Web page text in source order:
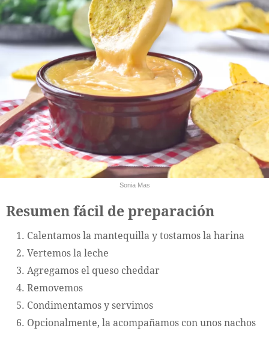
Sonia Mas
Resumen fácil de preparación
Calentamos la mantequilla y tostamos la harina
Vertemos la leche
Agregamos el queso cheddar
Removemos
Condimentamos y servimos
Opcionalmente, la acompañamos con unos nachos